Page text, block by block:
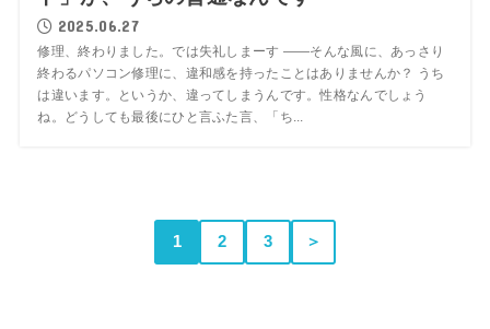
2025.06.27
修理、終わりました。では失礼しまーす ――そんな風に、あっさり
終わるパソコン修理に、違和感を持ったことはありませんか？ うち
は違います。というか、違ってしまうんです。性格なんでしょう
ね。どうしても最後にひと言ふた言、「ち...
1 2 3 ＞